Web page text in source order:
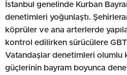
İstanbul genelinde Kurban
denetimleri yoğunlaştı.
köprüler ve ana arterlerde
kontrol edilirken sürücülere GBT
Vatandaşlar denetimleri olumlu
güçlerinin bayram boyunca